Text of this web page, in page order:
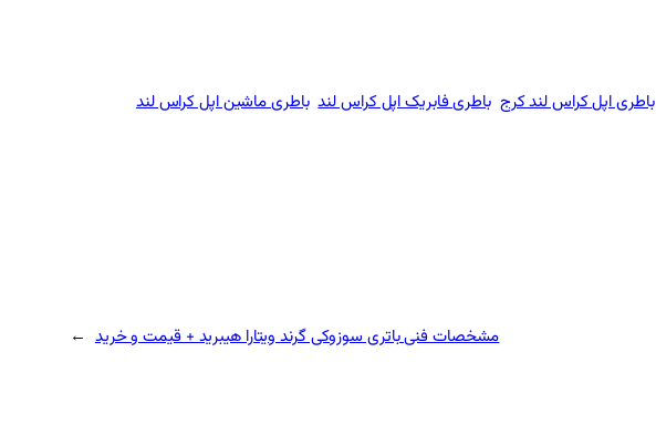
باطری اپل کراس‌ لند کرج باطری فابریک اپل کراس‌ لند باطری ماشین اپل کراس‌ لند
مشخصات فنی باتری سوزوکی گرند ویتارا هیبرید + قیمت و خرید →